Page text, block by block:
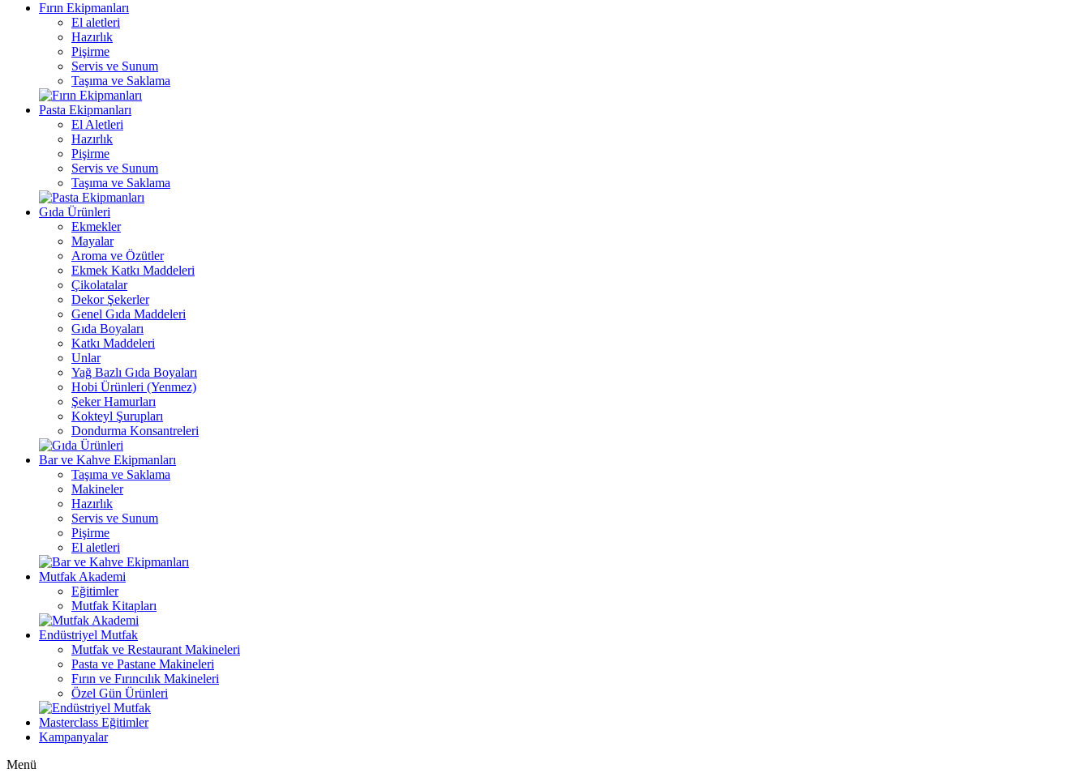
Fırın Ekipmanları
El aletleri
Hazırlık
Pişirme
Servis ve Sunum
Taşıma ve Saklama
Pasta Ekipmanları
El Aletleri
Hazırlık
Pişirme
Servis ve Sunum
Taşıma ve Saklama
Gıda Ürünleri
Ekmekler
Mayalar
Aroma ve Özütler
Ekmek Katkı Maddeleri
Çikolatalar
Dekor Şekerler
Genel Gıda Maddeleri
Gıda Boyaları
Katkı Maddeleri
Unlar
Yağ Bazlı Gıda Boyaları
Hobi Ürünleri (Yenmez)
Şeker Hamurları
Kokteyl Şurupları
Dondurma Konsantreleri
Bar ve Kahve Ekipmanları
Taşıma ve Saklama
Makineler
Hazırlık
Servis ve Sunum
Pişirme
El aletleri
Mutfak Akademi
Eğitimler
Mutfak Kitapları
Endüstriyel Mutfak
Mutfak ve Restaurant Makineleri
Pasta ve Pastane Makineleri
Fırın ve Fırıncılık Makineleri
Özel Gün Ürünleri
Masterclass Eğitimler
Kampanyalar
Menü